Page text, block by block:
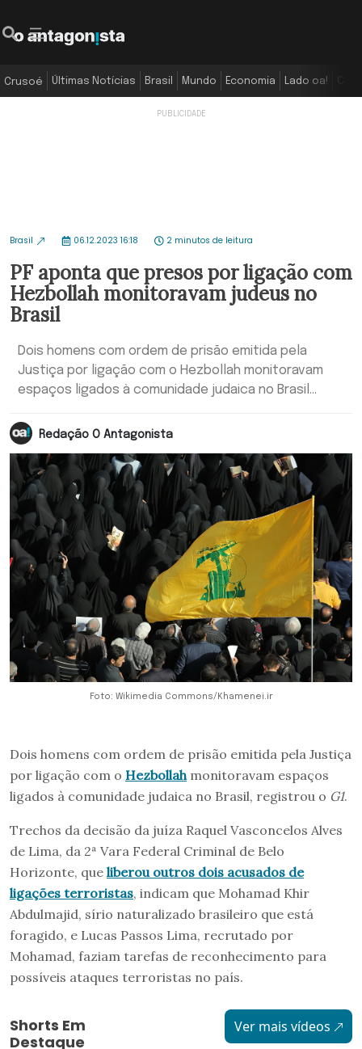
Crusoé Últimas Notícias Brasil Mundo Economia Lado oa!
Brasil 06.12.2023 16:18 2 minutos de leitura
PF aponta que presos por ligação com
Hezbollah monitoravam judeus no
Brasil
Dois homens com ordem de prisão emitida pela
Justiça por ligação com o Hezbollah monitoravam
espaços ligados à comunidade judaica no Brasil...
Redação O Antagonista
Foto: Wikimedia Commons/Khamenei.ir
Dois homens com ordem de prisão emitida pela Justiça
por ligação com o Hezbollah monitoravam espaços
ligados à comunidade judaica no Brasil, registrou o G1.
Trechos da decisão da juíza Raquel Vasconcelos Alves
de Lima, da 2ª Vara Federal Criminal de Belo
Horizonte, que liberou outros dois acusados de
ligações terroristas, indicam que Mohamad Khir
Abdulmajid, sírio naturalizado brasileiro que está
foragido, e Lucas Passos Lima, recrutado por
Mohamad, faziam tarefas de reconhecimento para
possíveis ataques terroristas no país.
Shorts Em
Destaque
Ver mais vídeos